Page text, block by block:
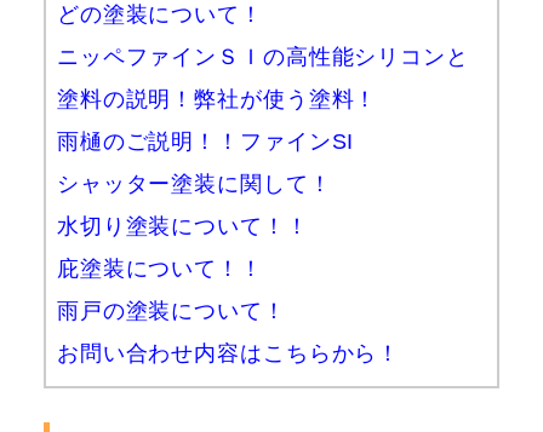
どの塗装について！
ニッペファインＳＩの高性能シリコンと
塗料の説明！弊社が使う塗料！
雨樋のご説明！！ファインSI
シャッター塗装に関して！
水切り塗装について！！
庇塗装について！！
雨戸の塗装について！
お問い合わせ内容はこちらから！